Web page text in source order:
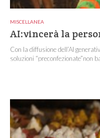
MISCELLANEA
AI:vincerà la
Con la diffusione dell’AI
soluzioni “preconfezionate”non